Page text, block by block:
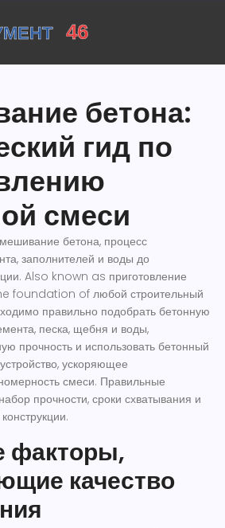
бетона:
гид по
смеси
бетона, процесс
заполнителей и воды до
. Also known as приготовление
foundation of любой строительный
правильно подобрать бетонную
песка, щебня и воды,
прочность и использовать бетонный
ускоряющее
смеси. Правильные
прочности, сроки схватывания и
факторы,
качество